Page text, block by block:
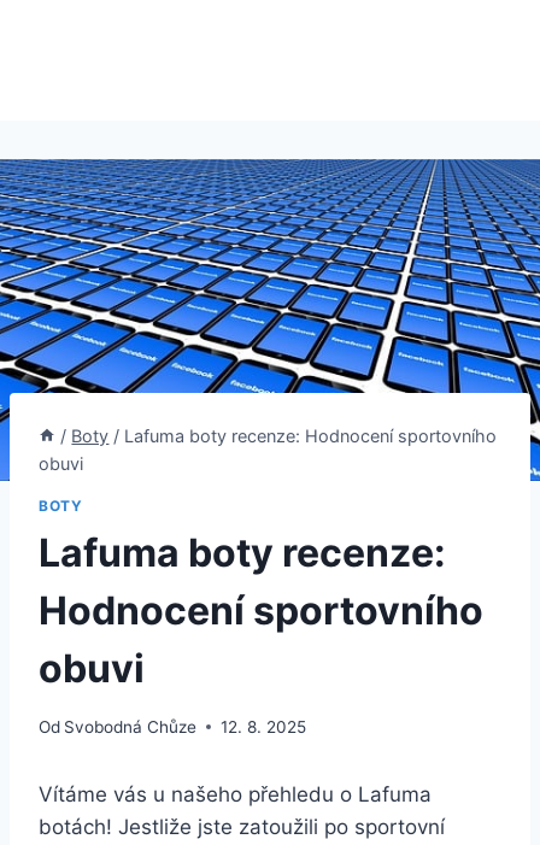
/ Boty / Lafuma boty recenze: Hodnocení sportovního
obuvi
BOTY
Lafuma boty recenze:
Hodnocení sportovního
obuvi
Od Svobodná Chůze 12. 8. 2025
Vítáme vás ‍u našeho přehledu o Lafuma
‌botách! Jestliže jste zatoužili po sportovní